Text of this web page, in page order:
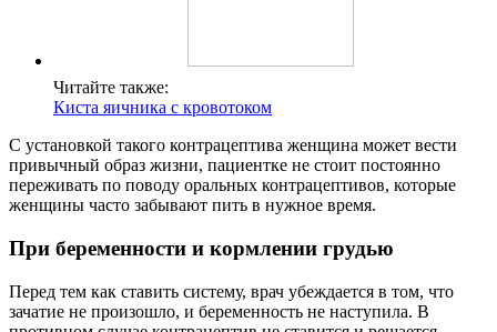
Читайте также:
Киста яичника с кровотоком
С установкой такого контрацептива женщина может вести
привычный образ жизни, пациентке не стоит постоянно
переживать по поводу оральных контрацептивов, которые
женщины часто забывают пить в нужное время.
При беременности и кормлении грудью
Перед тем как ставить систему, врач убеждается в том, что
зачатие не произошло, и беременность не наступила. В